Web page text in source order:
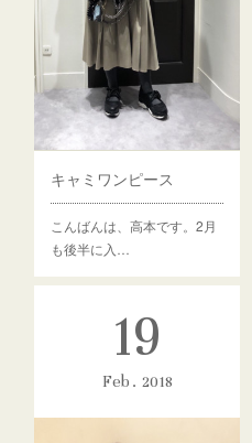
キャミワンピース
こんばんは、高本です。2月
も後半に入…
19
Feb 2018